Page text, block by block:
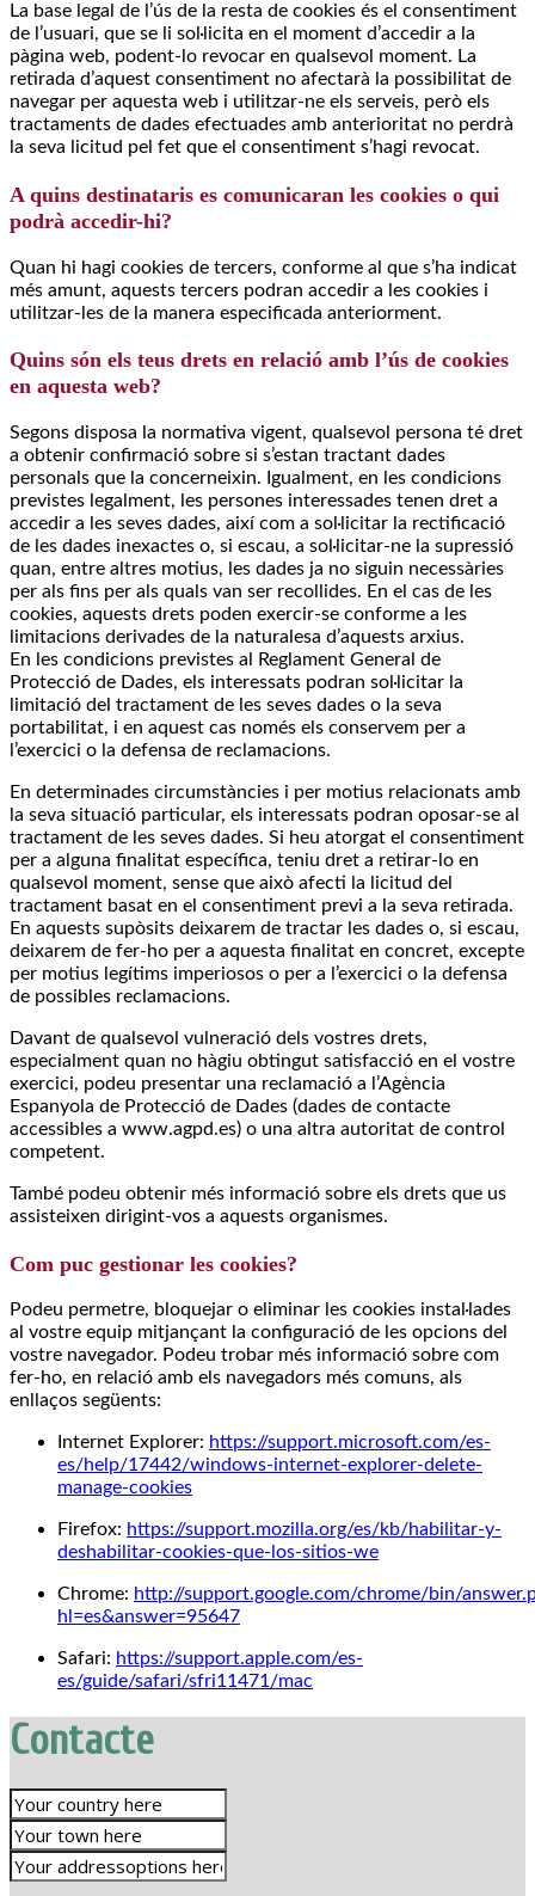
La base legal de l’ús de la resta de cookies és el consentiment
de l’usuari, que se li sol·licita en el moment d’accedir a la
pàgina web, podent-lo revocar en qualsevol moment. La
retirada d’aquest consentiment no afectarà la possibilitat de
navegar per aquesta web i utilitzar-ne els serveis, però els
tractaments de dades efectuades amb anterioritat no perdrà
la seva licitud pel fet que el consentiment s’hagi revocat.
A quins destinataris es comunicaran les cookies o qui
podrà accedir-hi?
Quan hi hagi cookies de tercers, conforme al que s’ha indicat
més amunt, aquests tercers podran accedir a les cookies i
utilitzar-les de la manera especificada anteriorment.
Quins són els teus drets en relació amb l’ús de cookies
en aquesta web?
Segons disposa la normativa vigent, qualsevol persona té dret
a obtenir confirmació sobre si s’estan tractant dades
personals que la concerneixin. Igualment, en les condicions
previstes legalment, les persones interessades tenen dret a
accedir a les seves dades, així com a sol·licitar la rectificació
de les dades inexactes o, si escau, a sol·licitar-ne la supressió
quan, entre altres motius, les dades ja no siguin necessàries
per als fins per als quals van ser recollides. En el cas de les
cookies, aquests drets poden exercir-se conforme a les
limitacions derivades de la naturalesa d’aquests arxius.
En les condicions previstes al Reglament General de
Protecció de Dades, els interessats podran sol·licitar la
limitació del tractament de les seves dades o la seva
portabilitat, i en aquest cas només els conservem per a
l’exercici o la defensa de reclamacions.
En determinades circumstàncies i per motius relacionats amb
la seva situació particular, els interessats podran oposar-se al
tractament de les seves dades. Si heu atorgat el consentiment
per a alguna finalitat específica, teniu dret a retirar-lo en
qualsevol moment, sense que això afecti la licitud del
tractament basat en el consentiment previ a la seva retirada.
En aquests supòsits deixarem de tractar les dades o, si escau,
deixarem de fer-ho per a aquesta finalitat en concret, excepte
per motius legítims imperiosos o per a l’exercici o la defensa
de possibles reclamacions.
Davant de qualsevol vulneració dels vostres drets,
especialment quan no hàgiu obtingut satisfacció en el vostre
exercici, podeu presentar una reclamació a l’Agència
Espanyola de Protecció de Dades (dades de contacte
accessibles a www.agpd.es) o una altra autoritat de control
competent.
També podeu obtenir més informació sobre els drets que us
assisteixen dirigint-vos a aquests organismes.
Com puc gestionar les cookies?
Podeu permetre, bloquejar o eliminar les cookies instal·lades
al vostre equip mitjançant la configuració de les opcions del
vostre navegador. Podeu trobar més informació sobre com
fer-ho, en relació amb els navegadors més comuns, als
enllaços següents:
Internet Explorer: https://support.microsoft.com/es-
es/help/17442/windows-internet-explorer-delete-
manage-cookies
Firefox: https://support.mozilla.org/es/kb/habilitar-y-
deshabilitar-cookies-que-los-sitios-we
Chrome: http://support.google.com/chrome/bin/
hl=es&answer=95647
Safari: https://support.apple.com/es-
es/guide/safari/sfri11471/mac
Contacte